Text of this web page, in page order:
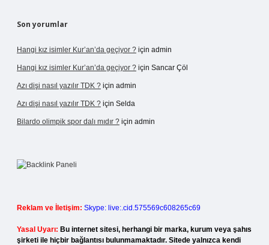
Son yorumlar
Hangi kız isimler Kur’an’da geçiyor ? için admin
Hangi kız isimler Kur’an’da geçiyor ? için Sancar Çöl
Azı dişi nasıl yazılır TDK ? için admin
Azı dişi nasıl yazılır TDK ? için Selda
Bilardo olimpik spor dalı mıdır ? için admin
Reklam ve İletişim: Skype: live:.cid.575569c608265c69
Yasal Uyarı: Bu internet sitesi, herhangi bir marka, kurum veya şahıs
şirketi ile hiçbir bağlantısı bulunmamaktadır. Sitede yalnızca kendi